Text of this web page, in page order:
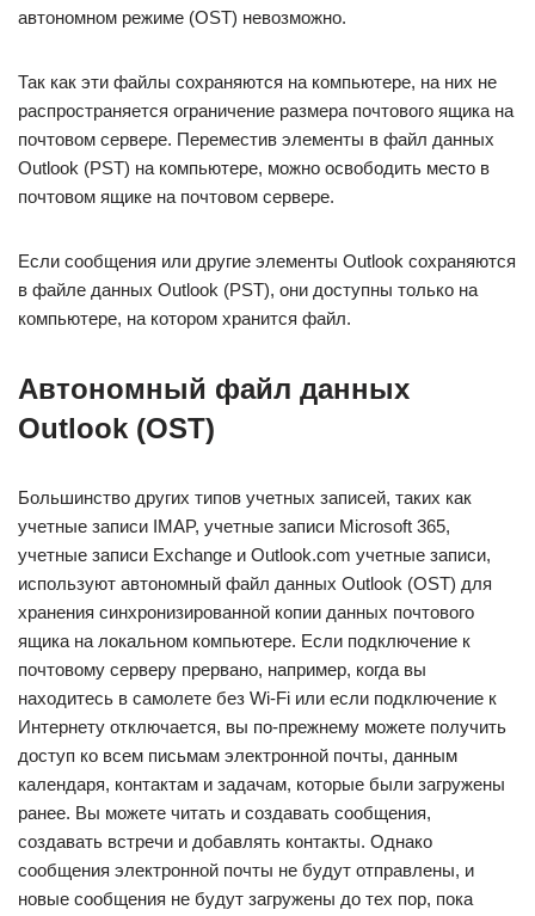
автономном режиме (OST) невозможно.
Так как эти файлы сохраняются на компьютере, на них не
распространяется ограничение размера почтового ящика на
почтовом сервере. Переместив элементы в файл данных
Outlook (PST) на компьютере, можно освободить место в
почтовом ящике на почтовом сервере.
Если сообщения или другие элементы Outlook сохраняются
в файле данных Outlook (PST), они доступны только на
компьютере, на котором хранится файл.
Автономный файл данных
Outlook (OST)
Большинство других типов учетных записей, таких как
учетные записи IMAP, учетные записи Microsoft 365,
учетные записи Exchange и Outlook.com учетные записи,
используют автономный файл данных Outlook (OST) для
хранения синхронизированной копии данных почтового
ящика на локальном компьютере. Если подключение к
почтовому серверу прервано, например, когда вы
находитесь в самолете без Wi-Fi или если подключение к
Интернету отключается, вы по-прежнему можете получить
доступ ко всем письмам электронной почты, данным
календаря, контактам и задачам, которые были загружены
ранее. Вы можете читать и создавать сообщения,
создавать встречи и добавлять контакты. Однако
сообщения электронной почты не будут отправлены, и
новые сообщения не будут загружены до тех пор, пока